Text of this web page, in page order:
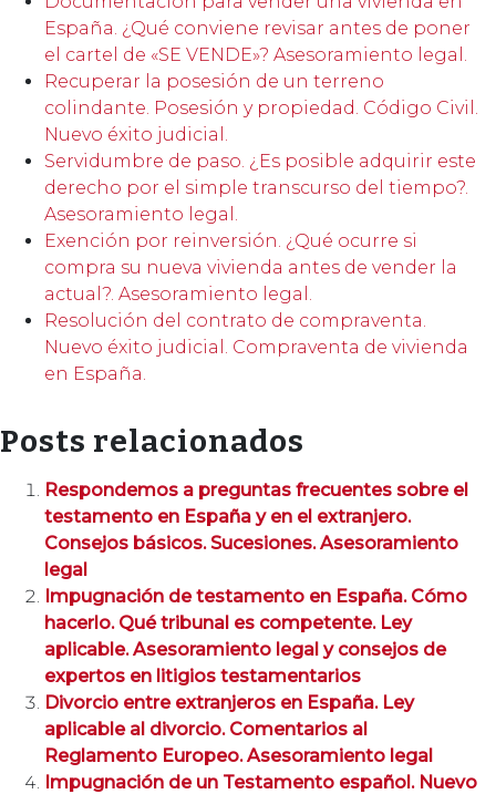
España. ¿Qué conviene revisar antes de poner
el cartel de «SE VENDE»? Asesoramiento legal.
Recuperar la posesión de un terreno
colindante. Posesión y propiedad. Código Civil.
Nuevo éxito judicial.
Servidumbre de paso. ¿Es posible adquirir este
derecho por el simple transcurso del tiempo?.
Asesoramiento legal.
Exención por reinversión. ¿Qué ocurre si
compra su nueva vivienda antes de vender la
actual?. Asesoramiento legal.
Resolución del contrato de compraventa.
Nuevo éxito judicial. Compraventa de vivienda
en España.
Posts relacionados
Respondemos a preguntas frecuentes sobre el
testamento en España y en el extranjero.
Consejos básicos. Sucesiones. Asesoramiento
legal
Impugnación de testamento en España. Cómo
hacerlo. Qué tribunal es competente. Ley
aplicable. Asesoramiento legal y consejos de
expertos en litigios testamentarios
Divorcio entre extranjeros en España. Ley
aplicable al divorcio. Comentarios al
Reglamento Europeo. Asesoramiento legal
Impugnación de un Testamento español. Nuevo